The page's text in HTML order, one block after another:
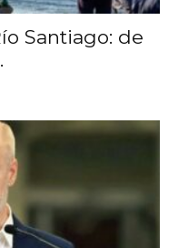
Santiago: de